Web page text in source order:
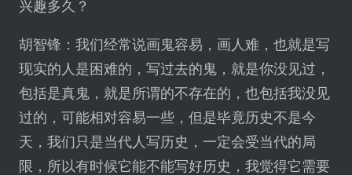
兴趣多久？
胡智锋：我们经常说画鬼容易，画人难，也就是写
现实的人是困难的，写过去的鬼，就是你没见过，
包括是真鬼，就是所谓的不存在的，也包括我没见
过的，可能相对容易一些，但是毕竟历史不是今
天，我们只是当代人写历史，一定会受当代的局
限，所以有时候它能不能写好历史，我觉得它需要